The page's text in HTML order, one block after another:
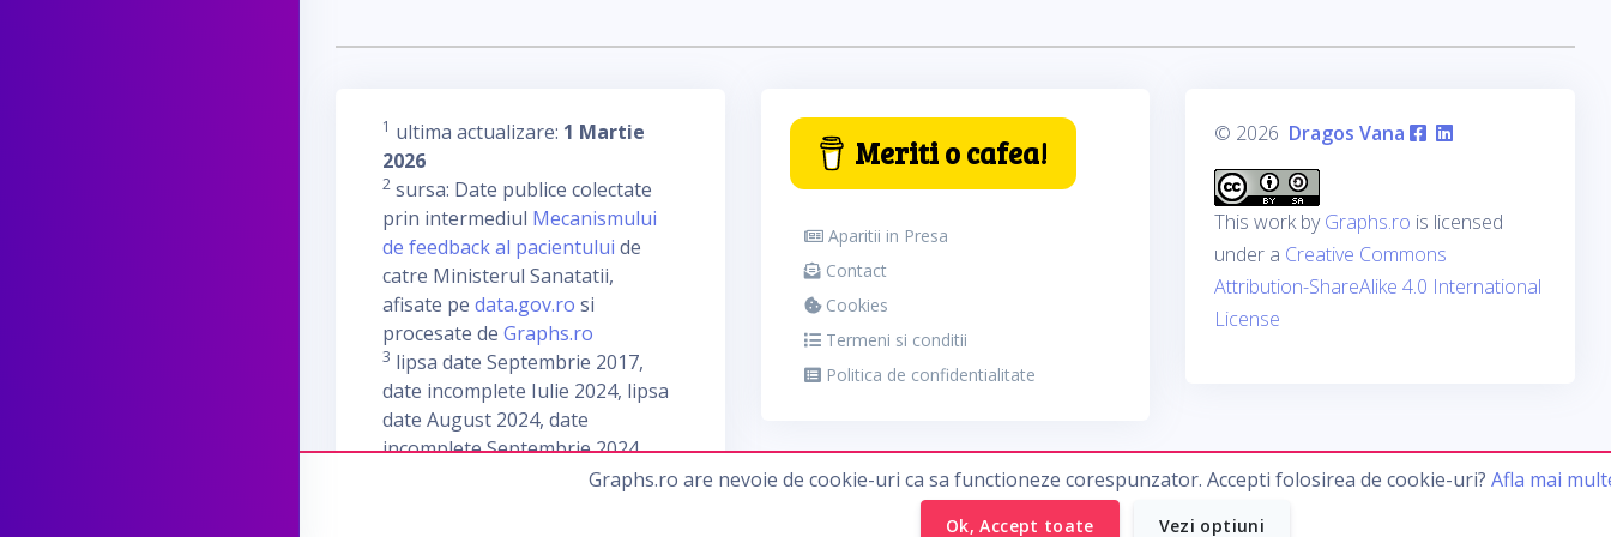
Graphs.ro are nevoie de cookie-uri ca sa functioneze corespunzator. Accepti folosirea de cookie-uri? Afla mai
Ok, Accept toate Vezi optiuni
1 ultima actualizare: 1 Martie
2026
2 sursa: Date publice colectate
prin intermediul Mecanismului
de feedback al pacientului de
catre Ministerul Sanatatii,
afisate pe data.gov.ro si
procesate de Graphs.ro
3 lipsa date Septembrie 2017,
date incomplete Iulie 2024, lipsa
date August 2024, date
incomplete Septembrie 2024
Meriti o cafea!
Aparitii in Presa
Contact
Cookies
Termeni si conditii
Politica de confidentialitate
© 2026 Dragos Vana
This work byGraphs.ro is licensed
under a Creative Commons
Attribution-ShareAlike 4.0 International
License